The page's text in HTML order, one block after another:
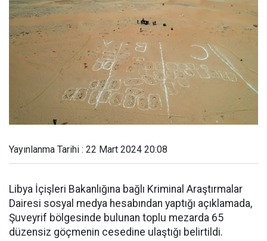
Yayınlanma Tarihi : 22 Mart 2024 20:08
Libya İçişleri Bakanlığına bağlı Kriminal Araştırmalar
Dairesi sosyal medya hesabından yaptığı açıklamada,
Şuveyrif bölgesinde bulunan toplu mezarda 65
düzensiz göçmenin cesedine ulaştığı belirtildi.